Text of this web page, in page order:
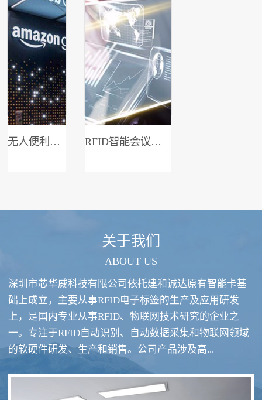
无人便利店系统 RFID智能会议签到系统
RFID酒类防伪系统方案 RFID智慧食堂系统
关于我们
ABOUT US
深圳市芯华威科技有限公司依托建和诚达原有智能卡基
础上成立，主要从事RFID电子标签的生产及应用研发
上，是国内专业从事RFID、物联网技术研究的企业之
一。专注于RFID自动识别、自动数据采集和物联网领域
的软硬件研发、生产和销售。公司产品涉及高...